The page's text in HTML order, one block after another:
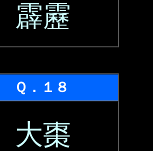
霹靂
Ｑ．１８
大棗